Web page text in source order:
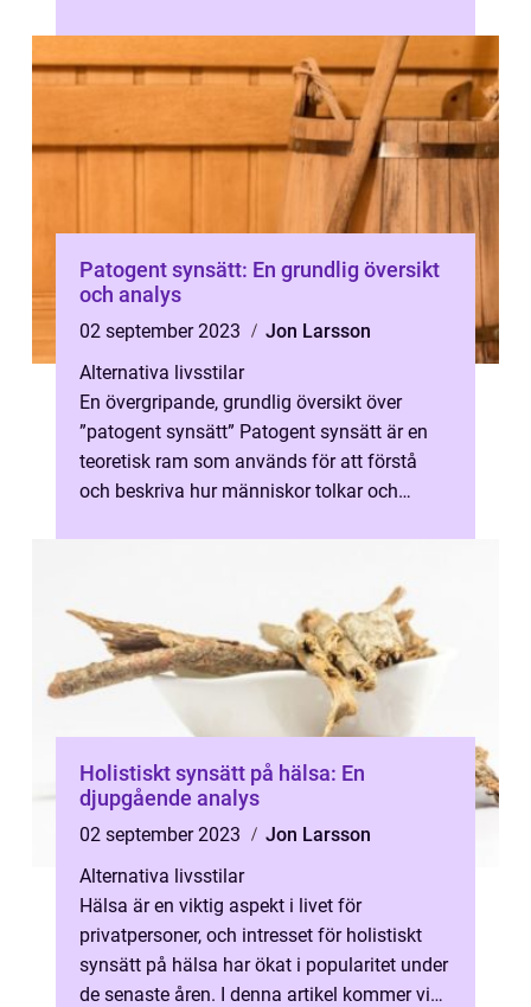
Patogent synsätt: En grundlig översikt
och analys
02 september 2023
Jon Larsson
Alternativa livsstilar
En övergripande, grundlig översikt över
”patogent synsätt” Patogent synsätt är en
teoretisk ram som används för att förstå
och beskriva hur människor tolkar och
Holistiskt synsätt på hälsa: En
djupgående analys
02 september 2023
Jon Larsson
Alternativa livsstilar
Hälsa är en viktig aspekt i livet för
privatpersoner, och intresset för holistiskt
synsätt på hälsa har ökat i popularitet under
de senaste åren. I denna artikel kommer vi